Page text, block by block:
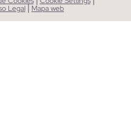
Legal| Mapa web